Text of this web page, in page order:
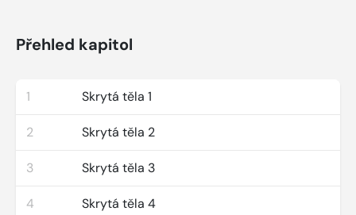
Přehled kapitol
1 Skrytá těla 1
2 Skrytá těla 2
3 Skrytá těla 3
4 Skrytá těla 4